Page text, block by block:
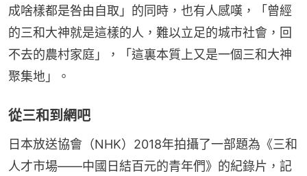
成啥樣都是咎由自取」的同時，也有人感嘆，「曾經
的三和大神就是這樣的人，難以立足的城市社會，回
不去的農村家庭」，「這裏本質上又是一個三和大神
聚集地」。
從三和到網吧
日本放送協會（NHK）2018年拍攝了一部題為《三和
人才市場——中國日結百元的青年們》的紀錄片，記